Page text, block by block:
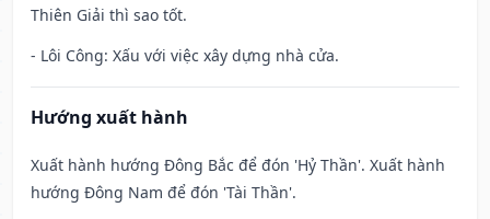
Thiên Giải thì sao tốt.
- Lôi Công: Xấu với việc xây dựng nhà cửa.
Hướng xuất hành
Xuất hành hướng Đông Bắc để đón 'Hỷ Thần'. Xuất hành
hướng Đông Nam để đón 'Tài Thần'.